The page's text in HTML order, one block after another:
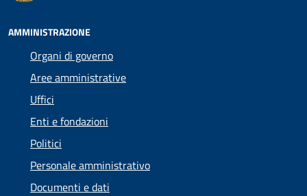
AMMINISTRAZIONE
Organi di governo
Aree amministrative
Uffici
Enti e fondazioni
Politici
Personale amministrativo
Documenti e dati